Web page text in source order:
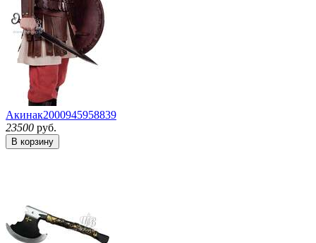
Акинак2000945958839
23500 руб.
В корзину